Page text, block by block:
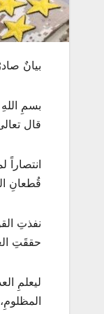
بيانٌ
بسمِ
قال
انتصاراً
قُطعانِ
حققَتِ
ليعلمِ